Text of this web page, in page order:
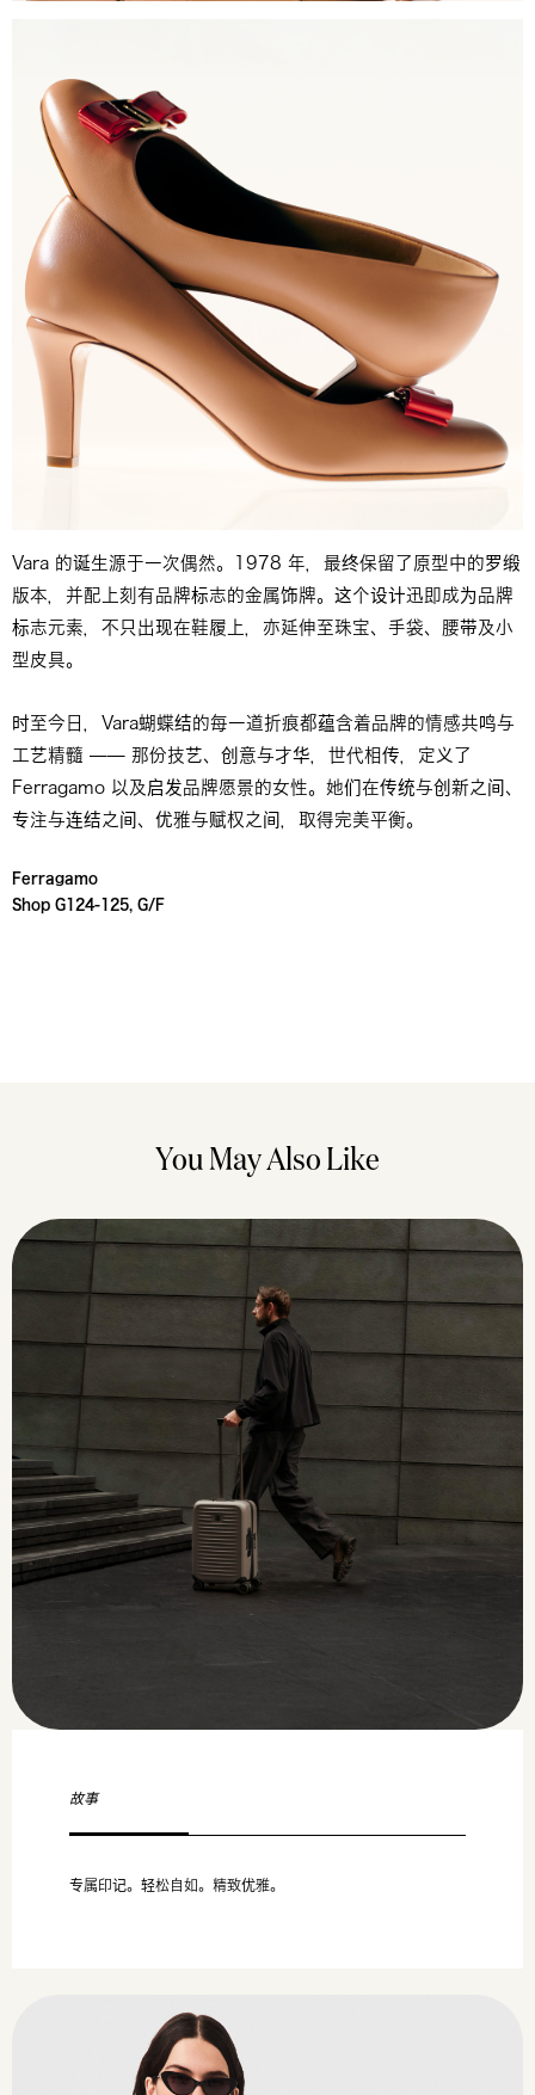
Vara 的诞生源于一次偶然。1978 年，最终保留了原型中的罗缎
版本，并配上刻有品牌标志的金属饰牌。这个设计迅即成为品牌
标志元素，不只出现在鞋履上，亦延伸至珠宝、手袋、腰带及小
型皮具。
时至今日，Vara蝴蝶结的每一道折痕都蕴含着品牌的情感共鸣与
工艺精髓 —— 那份技艺、创意与才华，世代相传，定义了
Ferragamo 以及启发品牌愿景的女性。她们在传统与创新之间、
专注与连结之间、优雅与赋权之间，取得完美平衡。
Ferragamo
Shop G124-125, G/F
You May Also Like
故事
专属印记。轻松自如。精致优雅。